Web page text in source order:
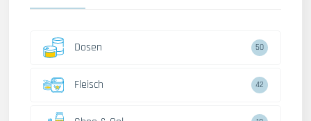
Dosen 50
Fleisch 42